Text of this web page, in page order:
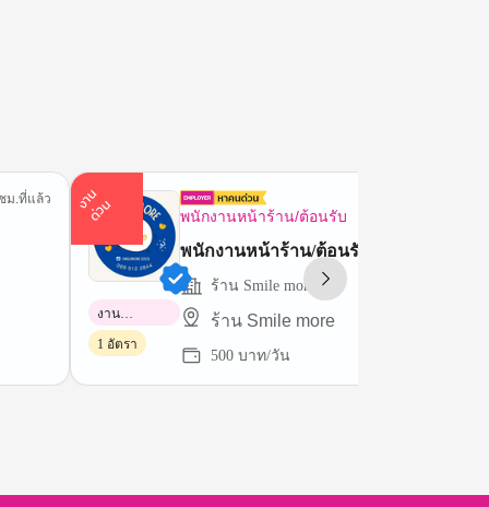
ม.ที่แล้ว ง
า
น
ด่
ว
น พนักงานหน้าร้าน/ต้อนรับ
พนักงานหน้าร้าน/ต้อนรับ
ร้าน Smile more
ร้าน Smile more
500 บาท/วัน
งาน
พาร์ทไทม์
1 อัตรา